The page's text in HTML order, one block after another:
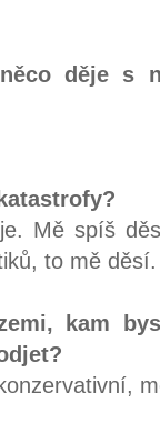
děje s
Mě spíš
to mě děsí.
kam